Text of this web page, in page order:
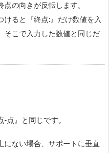
の向きが反転します。
けると『終点:』だけ数値を入
そこで入力した数値と同じだ
点』と同じです。
にない場合、サポートに垂直